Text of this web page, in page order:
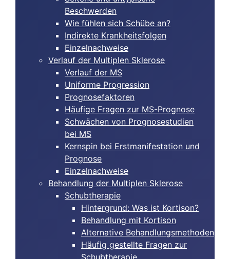
Beschwerden
Wie fühlen sich Schübe an?
Indirekte Krankheitsfolgen
Einzelnachweise
Verlauf der Multiplen Sklerose
Verlauf der MS
Uniforme Progression
Prognosefaktoren
Häufige Fragen zur MS-Prognose
Schwächen von Prognosestudien
bei MS
Kernspin bei Erstmanifestation und
Prognose
Einzelnachweise
Behandlung der Multiplen Sklerose
Schubtherapie
Hintergrund: Was ist Kortison?
Behandlung mit Kortison
Alternative Behandlungsmethoden
Häufig gestellte Fragen zur
Schubtherapie